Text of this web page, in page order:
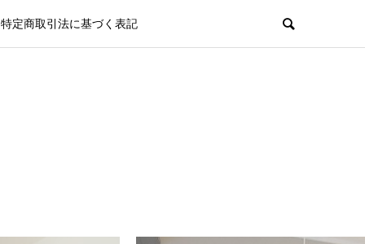
特定商取引法に基づく表記